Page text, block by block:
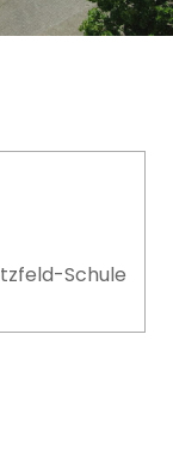
Schule